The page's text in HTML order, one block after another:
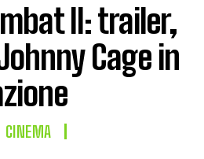
II: trailer,
Cage in
CINEMA